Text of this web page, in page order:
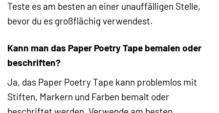
Teste es am besten an einer unauffälligen Stelle,
bevor du es großflächig verwendest.
Kann man das Paper Poetry Tape bemalen oder
beschriften?
Ja, das Paper Poetry Tape kann problemlos mit
Stiften, Markern und Farben bemalt oder